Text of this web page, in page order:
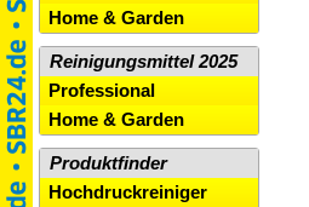
Home & Garden
Reinigungsmittel 2025
Professional
Home & Garden
Produktfinder
Hochdruckreiniger